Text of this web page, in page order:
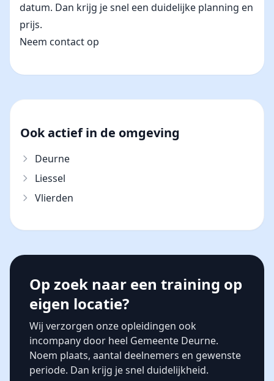
datum. Dan krijg je snel een duidelijke planning en
prijs.
Neem contact op
Ook actief in de omgeving
Deurne
Liessel
Vlierden
Op zoek naar een training op
eigen locatie?
Wij verzorgen onze opleidingen ook
incompany door heel Gemeente Deurne.
Noem plaats, aantal deelnemers en gewenste
periode. Dan krijg je snel duidelijkheid.